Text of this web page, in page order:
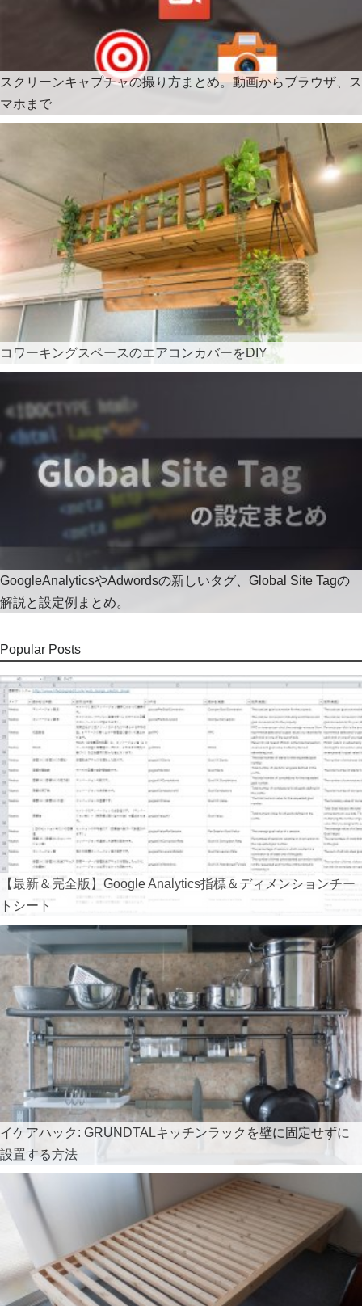
スクリーンキャプチャの撮り方まとめ。動画からブラウザ、ス
マホまで
コワーキングスペースのエアコンカバーをDIY
GoogleAnalyticsやAdwordsの新しいタグ、Global Site Tagの
解説と設定例まとめ。
Popular Posts
【最新＆完全版】Google Analytics指標＆ディメンションチー
トシート
イケアハック: GRUNDTALキッチンラックを壁に固定せずに
設置する方法